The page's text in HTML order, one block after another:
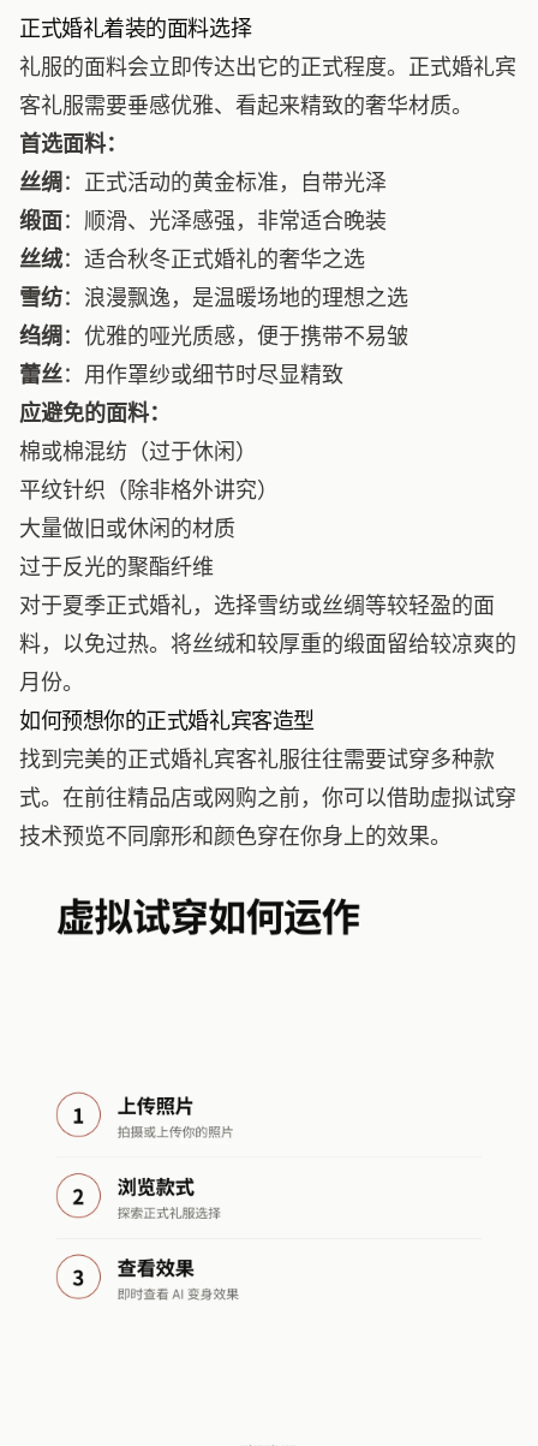
正式婚礼着装的面料选择
礼服的面料会立即传达出它的正式程度。正式婚礼宾
客礼服需要垂感优雅、看起来精致的奢华材质。
首选面料：
丝绸 ：正式活动的黄金标准，自带光泽
缎面：顺滑、光泽感强，非常适合晚装
丝绒：适合秋冬正式婚礼的奢华之选
雪纺：浪漫飘逸，是温暖场地的理想之选
绉绸 ：优雅的哑光质感，便于携带不易皱
蕾丝：用作罩纱或细节时尽显精致
应避免的面料：
棉或棉混纺（过于休闲）
平纹针织（除非格外讲究）
大量做旧或休闲的材质
过于反光的聚酯纤维
对于夏季正式婚礼，选择雪纺或丝绸等较轻盈的面
料，以免过热。将丝绒和较厚重的缎面留给较凉爽的
月份。
如何预想你的正式婚礼宾客造型
找到完美的正式婚礼宾客礼服往往需要试穿多种款
式。在前往精品店或网购之前，你可以借助虚拟试穿
技术预览不同廓形和颜色穿在你身上的效果。